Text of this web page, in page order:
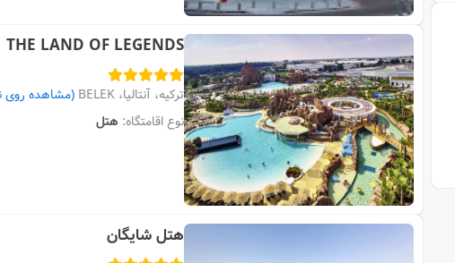
THE LAND OF LEGENDS
ترکیه، آنتالیا، BELEK
(مشاهده روی
نوع اقامتگاه: هتل
هتل شایگان